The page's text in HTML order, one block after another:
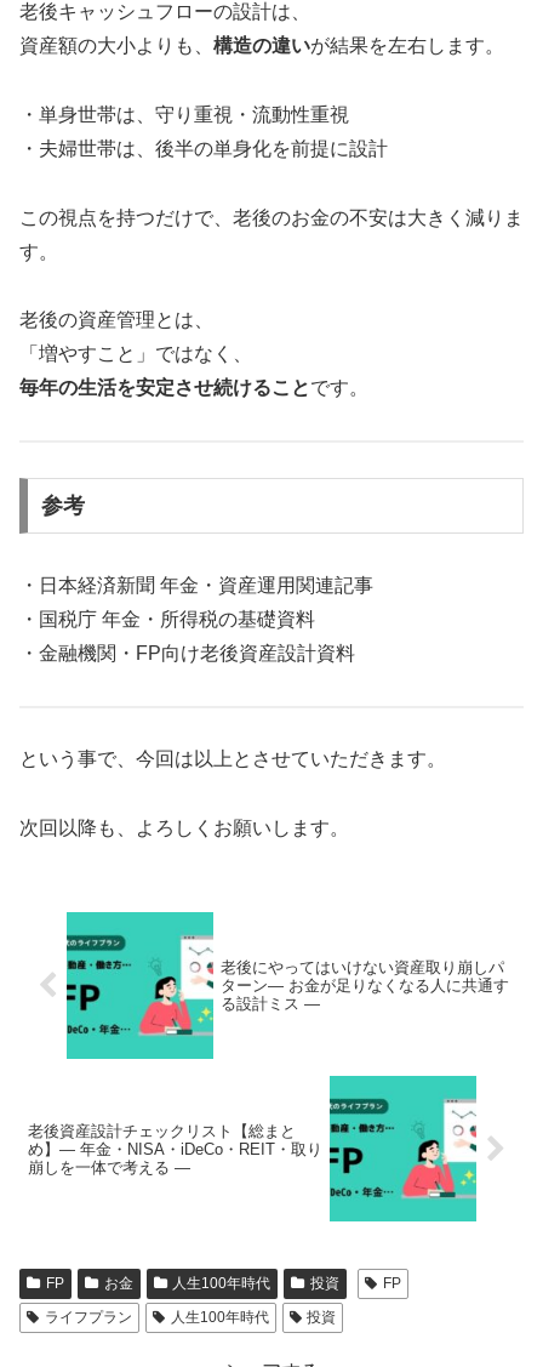
老後キャッシュフローの設計は、
資産額の大小よりも、 構造の違いが結果を左右します。
・単身世帯は、守り重視・流動性重視
・夫婦世帯は、後半の単身化を前提に設計
この視点を持つだけで、老後のお金の不安は大きく減りま
す。
老後の資産管理とは、
「増やすこと」ではなく、
毎年の生活を安定させ続けることです。
参考
・日本経済新聞 年金・資産運用関連記事
・国税庁 年金・所得税の基礎資料
・金融機関・FP向け老後資産設計資料
という事で、今回は以上とさせていただきます。
次回以降も、よろしくお願いします。
老後にやってはいけない資産取り崩しパ
ターン― お金が足りなくなる人に共通す
る設計ミス ―
老後資産設計チェックリスト【総まと
め】― 年金・NISA・iDeCo・REIT・取り
崩しを一体で考える ―
FP お金 人生100年時代 投資
FP
ライフプラン
人生100年時代 投資